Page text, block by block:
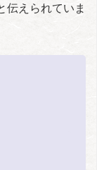
伝えられていま